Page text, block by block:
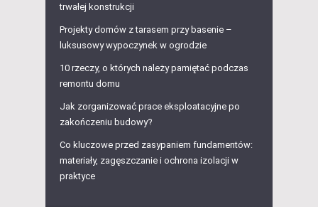
trwałej konstrukcji
Projekty domów z tarasem przy basenie –
luksusowy wypoczynek w ogrodzie
10 rzeczy, o których należy pamiętać podczas
remontu domu
Jak zorganizować prace eksploatacyjne po
zakończeniu budowy?
Co kluczowe przed zasypaniem fundamentów:
materiały, zagęszczanie i ochrona izolacji w
praktyce